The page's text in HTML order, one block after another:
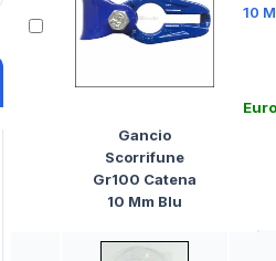
Gancio
Scorrifune
Gr100 Catena
10 Mm Blu
10